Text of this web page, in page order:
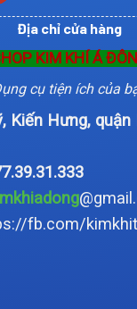
Địa chỉ cửa hàng
KIM KHÍ Á
cụ tiện ích của
Kiến Hưng, quận
fb.com/